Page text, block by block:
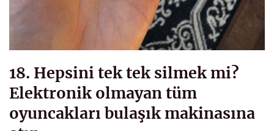
18. Hepsini tek tek silmek mi?
Elektronik olmayan tüm
oyuncakları bulaşık makinasına